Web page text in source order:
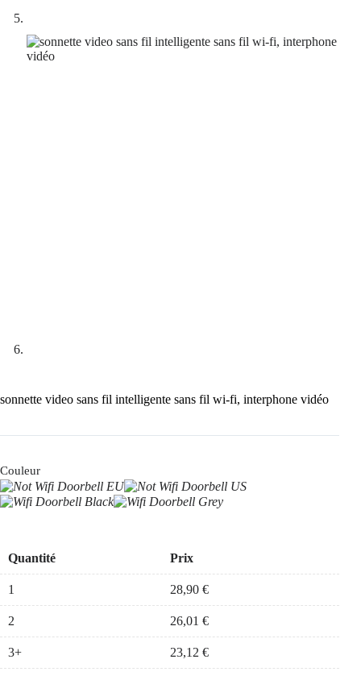
sonnette video sans fil intelligente sans fil wi-fi, interphone vidéo
Couleur
Quantité Prix
1 28,90 €
2 26,01 €
3+ 23,12 €